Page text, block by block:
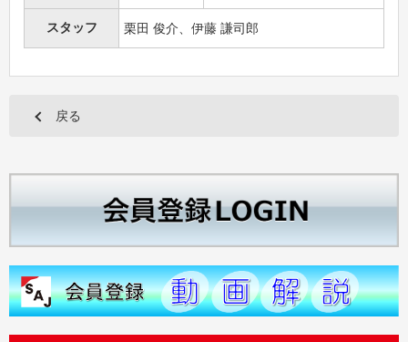
スタッフ 栗田 俊介、伊藤 謙司郎
戻る